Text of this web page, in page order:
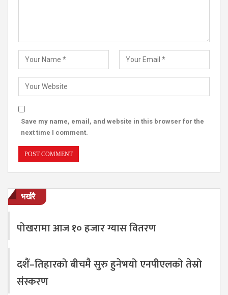
Save my name, email, and website in this browser for the
next time I comment.
भर्खरै
पोखरामा आज १० हजार ग्यास वितरण
दशैं–तिहारको बीचमै सुरु हुनेभयो एनपीएलको तेस्रो
संस्करण